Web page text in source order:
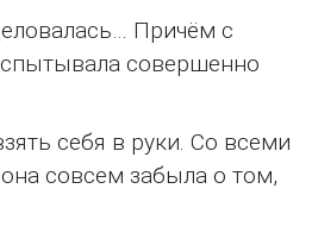
Причём с
совершенно
себя в руки. Со всеми
совсем забыла о том,